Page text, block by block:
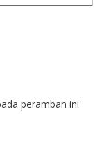
peramban ini